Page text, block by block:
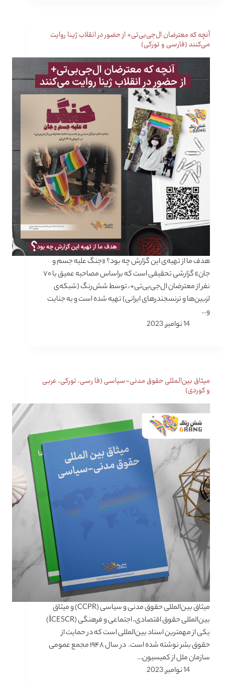
آنچه که معترضان ال‌جی‌بی‌تی+ از حضور در انقلاب ژینا روایت
می‌کنند (فارسی و تورکی)
هدف ما از تهیه‌ی این گزارش چه بود؟ «جنگ علیه جسم و
جان» گزارشی تحقیقی است که براساس مصاحبه عمیق با ۷۰
نفر از معترضان ال‌جی‌بی‌تی+، توسط شش‌رنگ (شبکه‌ی
لزبین‌ها و ترنسجندرهای ایرانی) تهیه شده است و به جنایت
و…
14 نوامبر, 2023
میثاق بین‌المللی حقوق مدنی-سیاسی (فا رسی، تورکی، عربی
و کوردی)
میثاق بین‌المللی حقوق مدنی و سیاسی (CCPR) و میثاق
بین‌المللی حقوق اقتصادی، اجتماعی و فرهنگی (İCESCR)
یکی از مهمترین اسناد بین‌المللی است که در حمایت از
حقوق بشر نوشته شده است. در سال ۱۹۴۸ مجمع عمومی
سازمان ملل از کمیسیون…
14 نوامبر, 2023